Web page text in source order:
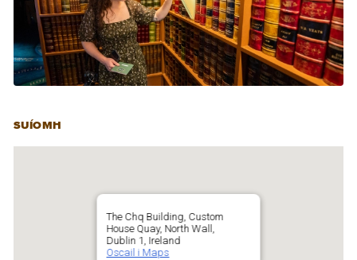
SUÍOMH
The Chq Building, Custom
House Quay, North Wall,
Dublin 1, Ireland
Oscail i Maps